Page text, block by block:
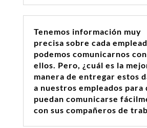
Tenemos información muy
precisa sobre cada
podemos comunicarnos con
ellos. Pero, ¿cuál es la
manera de entregar estos
a nuestros empleados para
puedan comunicarse
con sus compañeros de